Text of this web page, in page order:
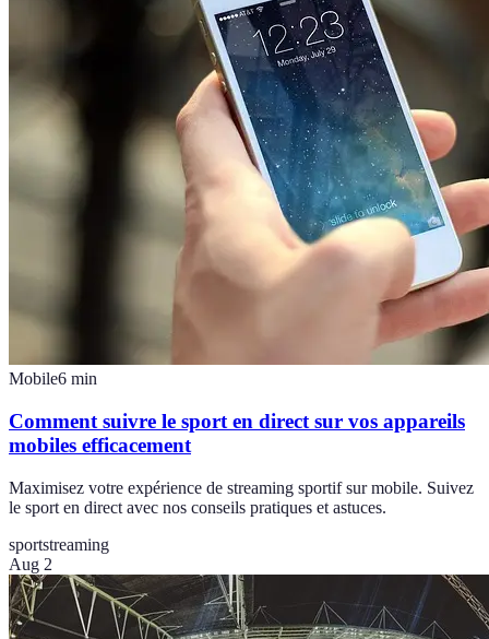
Mobile6 min
Comment suivre le sport en direct sur vos appareils
mobiles efficacement
Maximisez votre expérience de streaming sportif sur mobile. Suivez
le sport en direct avec nos conseils pratiques et astuces.
sportstreaming
Aug 2